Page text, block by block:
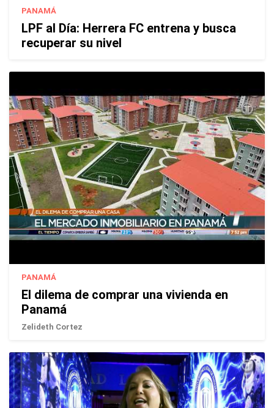
PANAMÁ
LPF al Día: Herrera FC entrena y busca
recuperar su nivel
PANAMÁ
El dilema de comprar una vivienda en
Panamá
Zelideth Cortez